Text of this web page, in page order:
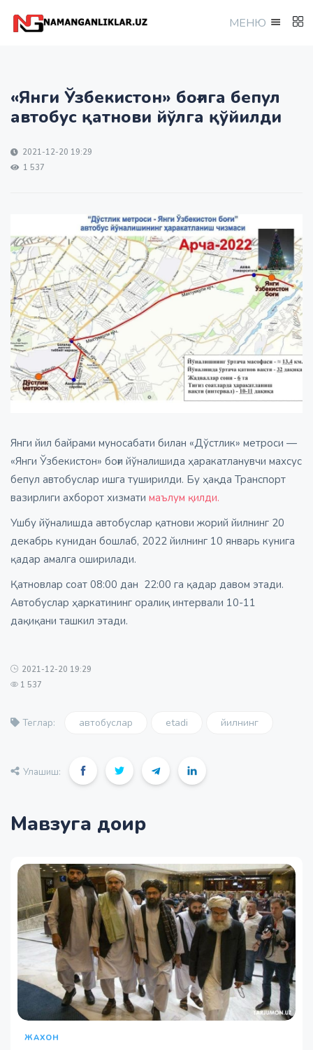
МEНЮ
«Янги Ўзбекистон» боғига бепул
автобус қатнови йўлга қўйилди
2021-12-20 19:29
1 537
Янги йил байрами муносабати билан «Дўстлик» метроси ­­—
«Янги Ўзбекистон» боғи йўналишида ҳаракатланувчи махсус
бепул автобуслар ишга туширилди. Бу ҳақда Транспорт
вазирлиги ахборот хизмати маълум қилди.
Ушбу йўналишда автобуслар қатнови жорий йилнинг 20
декабрь кунидан бошлаб, 2022 йилнинг 10 январь кунига
қадар амалга оширилади.
Қатновлар соат 08:00 дан 22:00 га қадар давом этади.
Автобуслар ҳаркатининг оралиқ интервали 10-11
дақиқани ташкил этади.
2021-12-20 19:29
1 537
Теглар: автобуслар etadi йилнинг
Улашиш:
Мавзуга доир
ЖАХОН